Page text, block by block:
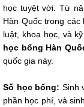
học tuyệt vời. Từ
Hàn Quốc trong các
luật, khoa học, và
học bổng Hàn
quốc gia này.
Số học bổng: Sinh
phần học phí, và